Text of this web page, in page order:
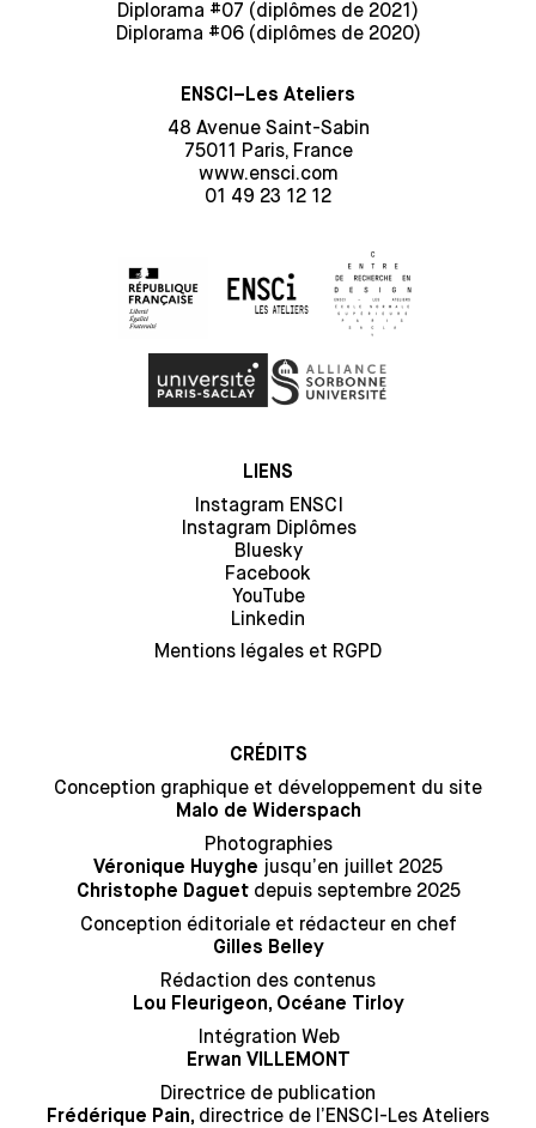
Diplorama #07 (diplômes de 2021)
Diplorama #06 (diplômes de 2020)
ENSCI–Les Ateliers
48 Avenue Saint-Sabin
75011 Paris, France
www.ensci.com
01 49 23 12 12
LIENS
Instagram ENSCI
Instagram Diplômes
Bluesky
Facebook
YouTube
Linkedin
Mentions légales et RGPD
CRÉDITS
Conception graphique et développement du site
Malo de Widerspach
Photographies
Véronique Huyghe jusqu’en juillet 2025
Christophe Daguetdepuis septembre 2025
Conception éditoriale et rédacteur en chef
Gilles Belley
Rédaction des contenus
Lou Fleurigeon, Océane Tirloy
Intégration Web
Erwan VILLEMONT
Directrice de publication
Frédérique Pain, directrice de l’ENSCI-Les Ateliers